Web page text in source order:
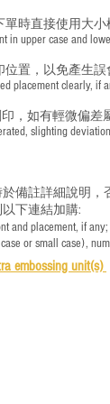
時直接使用大小
upper case and
置，以免產生誤
placement clearly, if
，如有輕微偏差
slighting
備註詳細說明
下連結加購:
and placement, if
or small case),
embossing unit(s)